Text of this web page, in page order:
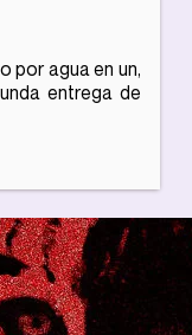
por agua en un,
entrega de